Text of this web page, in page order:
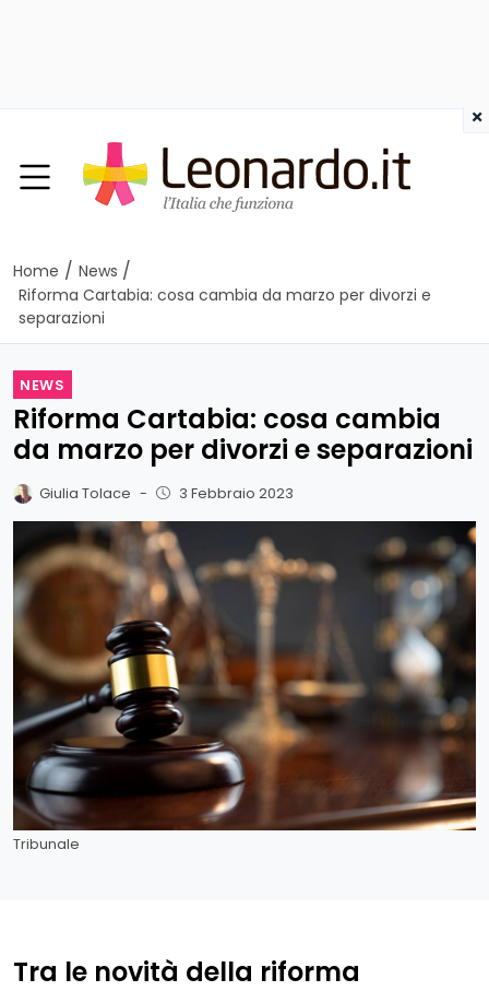
Home / News /
Riforma Cartabia: cosa cambia da marzo per divorzi e
separazioni
NEWS
Riforma Cartabia: cosa cambia
da marzo per divorzi e separazioni
Giulia Tolace - 3 Febbraio 2023
Tribunale
Tra le novità della riforma
×